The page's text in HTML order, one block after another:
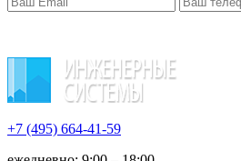
+7 (495) 664-41-59